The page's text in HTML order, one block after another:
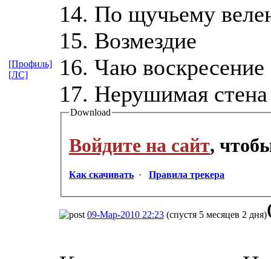
14. По щучьему
15. Возмездие
16. Чаю
17. Нерушимая стена
Download
Войдите на сайт,
Как скачивать · Правила трекера
[Профиль]
[ЛС]
09-Мар-2010 22:23 (спустя 5 месяцев 2 дня)